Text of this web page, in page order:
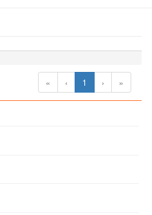
« ‹ 1 › »